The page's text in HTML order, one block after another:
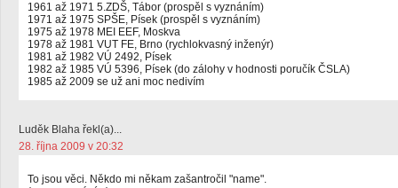
1961 až 1971 5.ZDŠ, Tábor (prospěl s vyznáním)
1971 až 1975 SPŠE, Písek (prospěl s vyznáním)
1975 až 1978 MEI EEF, Moskva
1978 až 1981 VUT FE, Brno (rychlokvasný inženýr)
1981 až 1982 VÚ 2492, Písek
1982 až 1985 VÚ 5396, Písek (do zálohy v hodnosti poručík ČSLA)
1985 až 2009 se už ani moc nedivím
Luděk Blaha řekl(a)...
28. října 2009 v 20:32
To jsou věci. Někdo mi někam zašantročil "name".